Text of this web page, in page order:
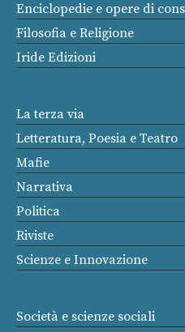
Enciclopedie e opere di
Filosofia e Religione
Iride Edizioni
La terza via
Letteratura, Poesia e Teatro
Mafie
Narrativa
Politica
Riviste
Scienze e Innovazione
Società e scienze sociali